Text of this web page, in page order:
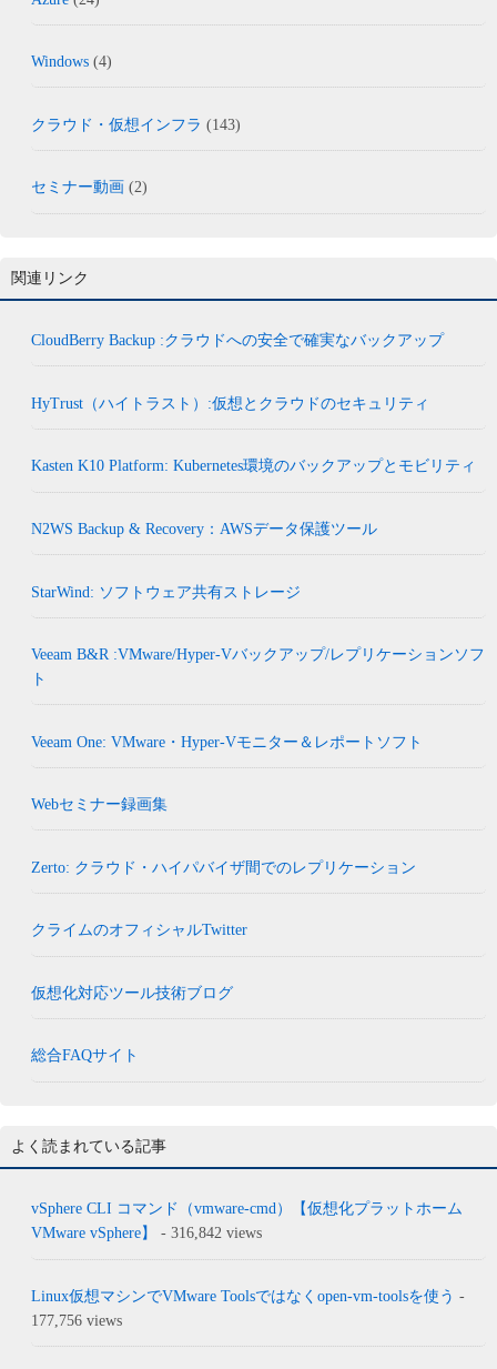
Windows (4)
クラウド・仮想インフラ (143)
セミナー動画 (2)
関連リンク
CloudBerry Backup :クラウドへの安全で確実なバックアップ
HyTrust（ハイトラスト）:仮想とクラウドのセキュリティ
Kasten K10 Platform: Kubernetes環境のバックアップとモビリティ
N2WS Backup & Recovery：AWSデータ保護ツール
StarWind: ソフトウェア共有ストレージ
Veeam B&R :VMware/Hyper-Vバックアップ/レプリケーションソフ
ト
Veeam One: VMware・Hyper-Vモニター＆レポートソフト
Webセミナー録画集
Zerto: クラウド・ハイパバイザ間でのレプリケーション
クライムのオフィシャルTwitter
仮想化対応ツール技術ブログ
総合FAQサイト
よく読まれている記事
vSphere CLI コマンド（vmware-cmd）【仮想化プラットホーム
VMware vSphere】
- 316,842 views
Linux仮想マシンでVMware Toolsではなくopen-vm-toolsを使う -
177,756 views